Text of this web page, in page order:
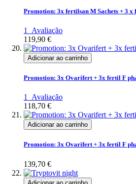
Promotion: 3x fertilsan M Sachets + 3 x
1 Avaliação
119,90 €
Adicionar ao carrinho
Promotion: 3x Ovarifert + 3x fertil F
1 Avaliação
118,70 €
Adicionar ao carrinho
Promotion: 3x Ovarifert + 3x fertil F
139,70 €